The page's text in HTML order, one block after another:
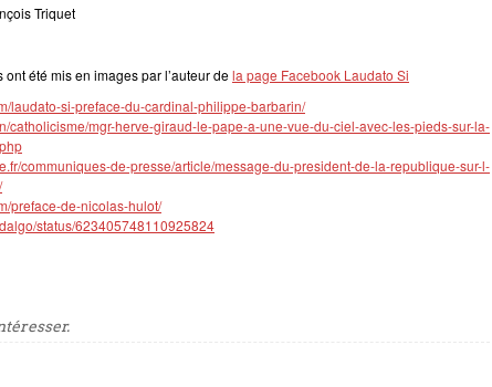
Triquet
été mis en images par l’auteur dela page Facebook Laudato Si
laudato-si-preface-du-cardinal-philippe-barbarin/
catholicisme/mgr-herve-giraud-le-pape-a-une-vue-du-ciel-avec-les-pieds-sur-la-
communiques-de-presse/article/message-du-president-de-la-republique-sur-l-
preface-de-nicolas-hulot/
status/623405748110925824